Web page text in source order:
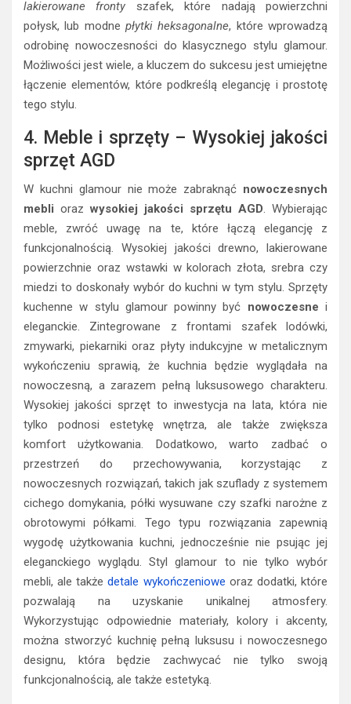
lakierowane fronty szafek, które nadają powierzchni
połysk, lub modne płytki heksagonalne, które wprowadzą
odrobinę nowoczesności do klasycznego stylu glamour.
Możliwości jest wiele, a kluczem do sukcesu jest umiejętne
łączenie elementów, które podkreślą elegancję i prostotę
tego stylu.
4. Meble i sprzęty – Wysokiej jakości
sprzęt AGD
W kuchni glamour nie może zabraknąć nowoczesnych
mebli orazwysokiej jakości sprzętu AGD. Wybierając
meble, zwróć uwagę na te, które łączą elegancję z
funkcjonalnością. Wysokiej jakości drewno, lakierowane
powierzchnie oraz wstawki w kolorach złota, srebra czy
miedzi to doskonały wybór do kuchni w tym stylu. Sprzęty
kuchenne w stylu glamour powinny być nowoczesne i
eleganckie. Zintegrowane z frontami szafek lodówki,
zmywarki, piekarniki oraz płyty indukcyjne w metalicznym
wykończeniu sprawią, że kuchnia będzie wyglądała na
nowoczesną, a zarazem pełną luksusowego charakteru.
Wysokiej jakości sprzęt to inwestycja na lata, która nie
tylko podnosi estetykę wnętrza, ale także zwiększa
komfort użytkowania. Dodatkowo, warto zadbać o
przestrzeń do przechowywania, korzystając z
nowoczesnych rozwiązań, takich jak szuflady z systemem
cichego domykania, półki wysuwane czy szafki narożne z
obrotowymi półkami. Tego typu rozwiązania zapewnią
wygodę użytkowania kuchni, jednocześnie nie psując jej
eleganckiego wyglądu. Styl glamour to nie tylko wybór
mebli, ale takżedetale wykończeniowe oraz dodatki, które
pozwalają na uzyskanie unikalnej atmosfery.
Wykorzystując odpowiednie materiały, kolory i akcenty,
można stworzyć kuchnię pełną luksusu i nowoczesnego
designu, która będzie zachwycać nie tylko swoją
funkcjonalnością, ale także estetyką.